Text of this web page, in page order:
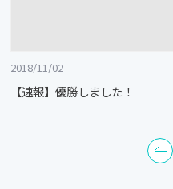
2018/11/02
【速報】優勝しました！